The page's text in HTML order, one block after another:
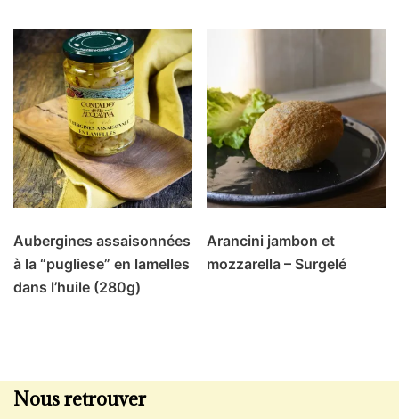
Aubergines assaisonnées
à la “pugliese” en lamelles
dans l’huile (280g)
Arancini jambon et
mozzarella – Surgelé
Nous retrouver